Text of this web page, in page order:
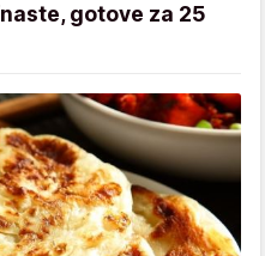
gotove za 25